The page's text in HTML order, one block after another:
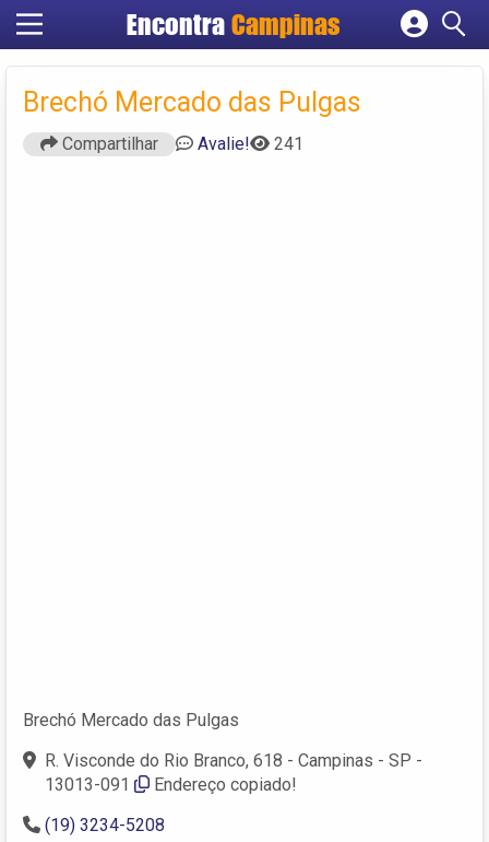
Encontra Campinas
Cadastrar empresa
Criar conta
Brechó Mercado das Pulgas
Compartilhar Avalie! 241
Brechó Mercado das Pulgas
R. Visconde do Rio Branco, 618 - Campinas - SP -
13013-091
Endereço copiado!
(19) 3234-5208